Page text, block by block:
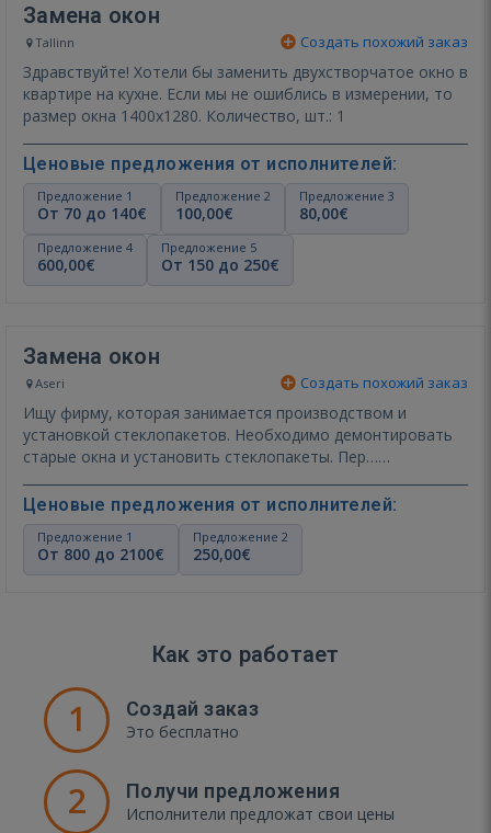
Замена окон
Tallinn Создать похожий заказ
Здравствуйте! Хотели бы заменить двухстворчатое окно в
квартире на кухне. Если мы не ошиблись в измерении, то
размер окна 1400х1280. Количество, шт.: 1
Ценовые предложения от исполнителей:
Предложение 1
От 70 до 140€
Предложение 2
100,00€
Предложение 3
80,00€
Предложение 4
600,00€
Предложение 5
От 150 до 250€
Замена окон
Aseri Создать похожий заказ
Ищу фирму, которая занимается производством и
установкой стеклопакетов. Необходимо демонтировать
старые окна и установить стеклопакеты. Пер…
Ценовые предложения от исполнителей:
Предложение 1
От 800 до 2100€
Предложение 2
250,00€
Как это работает
1 Создай заказ
Это бесплатно
2 Получи предложения
Исполнители предложат свои цены